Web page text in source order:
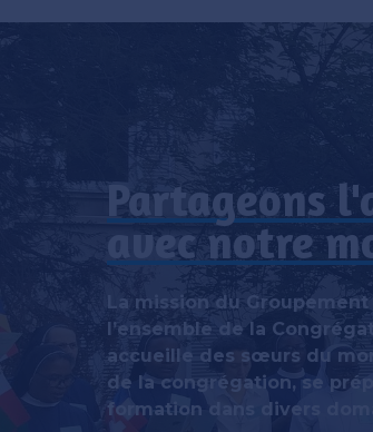
Partageons
avec notre
La mission du
l’ensemble de la
accueille des sœurs du
de la congrégation, se
formation dans divers